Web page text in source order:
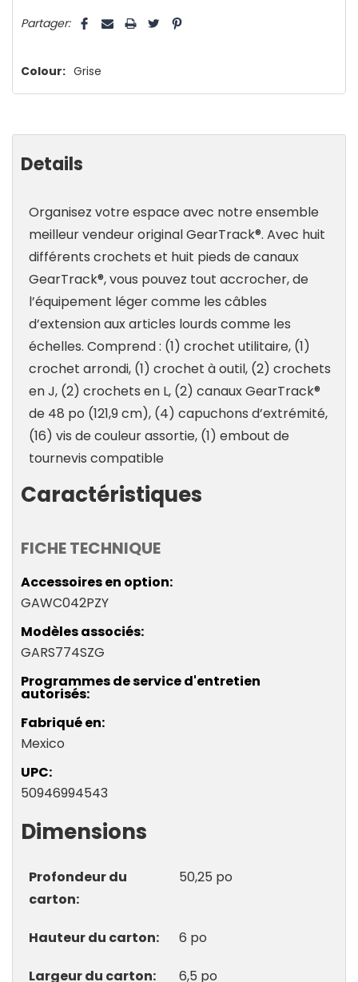
Partager:
Colour: Grise
Details
Organisez votre espace avec notre ensemble
meilleur vendeur original GearTrack®. Avec huit
différents crochets et huit pieds de canaux
GearTrack®, vous pouvez tout accrocher, de
l’équipement léger comme les câbles
d’extension aux articles lourds comme les
échelles. Comprend : (1) crochet utilitaire, (1)
crochet arrondi, (1) crochet à outil, (2) crochets
en J, (2) crochets en L, (2) canaux GearTrack®
de 48 po (121,9 cm), (4) capuchons d’extrémité,
(16) vis de couleur assortie, (1) embout de
tournevis compatible
Caractéristiques
FICHE TECHNIQUE
Accessoires en option
GAWC042PZY
Modèles associés
GARS774SZG
Programmes de service d'entretien
autorisés
Fabriqué en
Mexico
UPC
50946994543
Dimensions
Profondeur du
carton
50,25 po
Hauteur du carton 6 po
Largeur du carton 6,5 po